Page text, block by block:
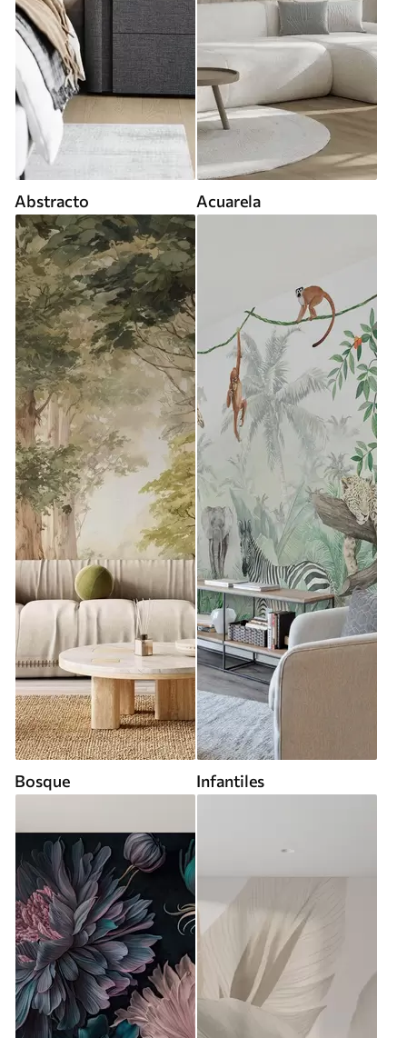
Abstracto Acuarela
Bosque Infantiles